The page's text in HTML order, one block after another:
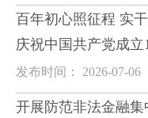
百年初心照征程 实
庆祝中国共产党成立
发布时间： 2026-07-06
开展防范非法金融